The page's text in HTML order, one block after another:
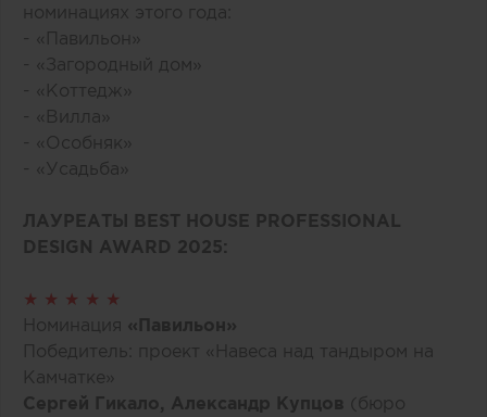
номинациях этого года:
- «Павильон»
- «Загородный дом»
- «Коттедж»
- «Вилла»
- «Особняк»
- «Усадьба»
ЛАУРЕАТЫ BEST HOUSE PROFESSIONAL
DESIGN AWARD 2025:
★ ★ ★ ★ ★
Номинация «Павильон»
Победитель: проект «Навеса над тандыром на
Камчатке»
Сергей Гикало, Александр Купцов (бюро